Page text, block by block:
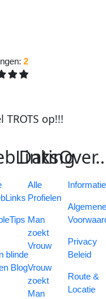
2
TROTS op!!!
Links
blinde
Blog
Dating
Alle
Profielen
Man
zoekt
Vrouw
Vrouw
zoekt
Man
Over..
Informatie
Privacy
Beleid
Route &
Locatie